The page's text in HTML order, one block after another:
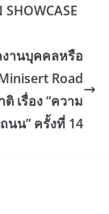
งานบุคคลหรือ
Road
เรื่อง “ความ
นน” ครั้งที่ 14